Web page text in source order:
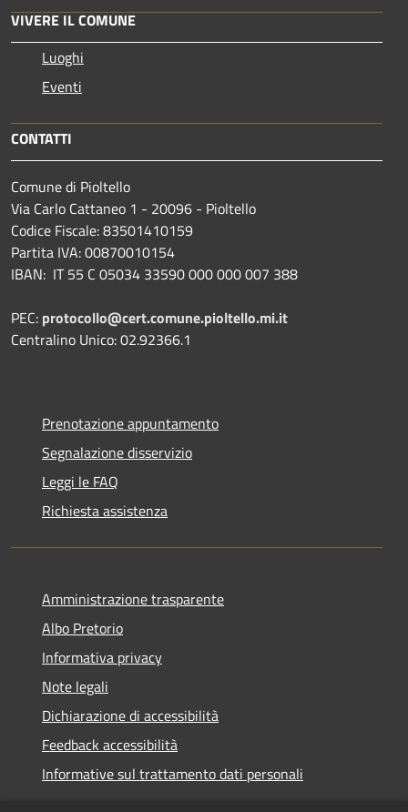
VIVERE IL COMUNE
Luoghi
Eventi
CONTATTI
Comune di Pioltello
Via Carlo Cattaneo 1 - 20096 - Pioltello
Codice Fiscale: 83501410159
Partita IVA: 00870010154
IBAN: IT 55 C 05034 33590 000 000 007 388
PEC: protocollo@cert.comune.pioltello.mi.it
Centralino Unico: 02.92366.1
Prenotazione appuntamento
Segnalazione disservizio
Leggi le FAQ
Richiesta assistenza
Amministrazione trasparente
Albo Pretorio
Informativa privacy
Note legali
Dichiarazione di accessibilità
Feedback accessibilità
Informative sul trattamento dati personali